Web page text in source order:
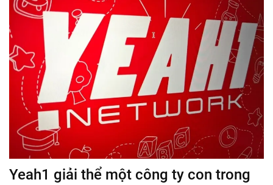
Yeah1 giải thể một công ty con trong